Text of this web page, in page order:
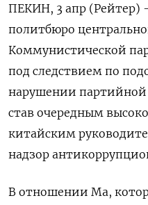
ПЕКИН, 3 апр
политбюро
Коммунистической
под ​следствием по
⁠нарушении
став очередным
китайским
надзор
В отношении Ма,